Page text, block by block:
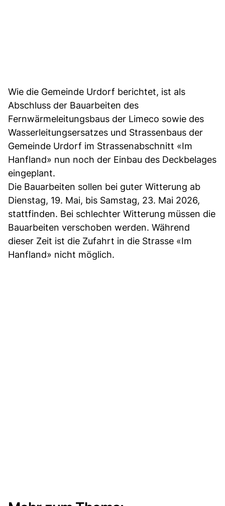
Wie die Gemeinde Urdorf berichtet, ist als
Abschluss der Bauarbeiten des
Fernwärmeleitungsbaus der Limeco sowie des
Wasserleitungsersatzes und Strassenbaus der
Gemeinde Urdorf im Strassenabschnitt «Im
Hanfland» nun noch der Einbau des Deckbelages
eingeplant.
Die Bauarbeiten sollen bei guter Witterung ab
Dienstag, 19. Mai, bis Samstag, 23. Mai 2026,
stattfinden. Bei schlechter Witterung müssen die
Bauarbeiten verschoben werden. Während
dieser Zeit ist die Zufahrt in die Strasse «Im
Hanfland» nicht möglich.